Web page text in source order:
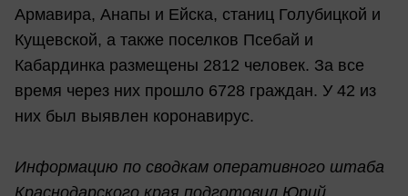
Армавира, Анапы и Ейска, станиц Голубицкой и
Кущевской, а также поселков Псебай и
Кабардинка размещены 2812 человек. За все
время через них прошло 6728 граждан. У 42 из
них был выявлен коронавирус.
Информацию по сводкам оперативного штаба